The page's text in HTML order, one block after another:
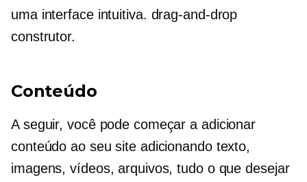
uma interface intuitiva. drag-and-drop
construtor.
Conteúdo
A seguir, você pode começar a adicionar
conteúdo ao seu site adicionando texto,
imagens, vídeos, arquivos, tudo o que desejar